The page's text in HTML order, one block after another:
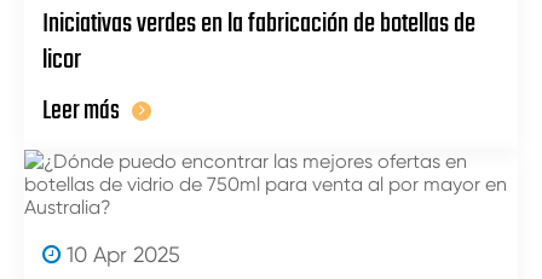
Iniciativas verdes en la fabricación de botellas de
licor
Leer más
10 Apr 2025